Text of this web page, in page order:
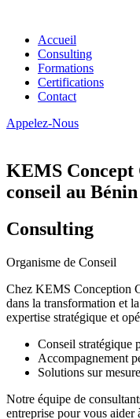
Accueil
Consulting
Formations
Certifications
Contact
Appelez-Nous
KEMS Concept
conseil au
Consulting
Organisme de Conseil
Chez KEMS Conception
dans la transformation et
expertise stratégique et
Conseil stratégique
Accompagnement
Solutions sur
Notre équipe de
entreprise pour vous